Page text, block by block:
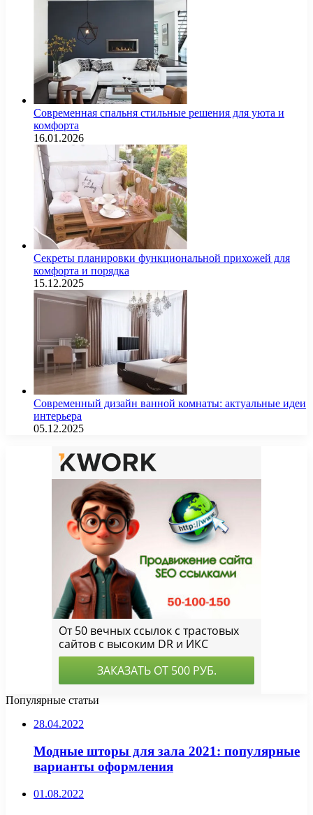
Современная спальня стильные решения для уюта и
комфорта
16.01.2026
Секреты планировки функциональной прихожей для
комфорта и порядка
15.12.2025
Современный дизайн ванной комнаты: актуальные идеи
интерьера
05.12.2025
Популярные статьи
28.04.2022
Модные шторы для зала 2021: популярные
варианты оформления
01.08.2022